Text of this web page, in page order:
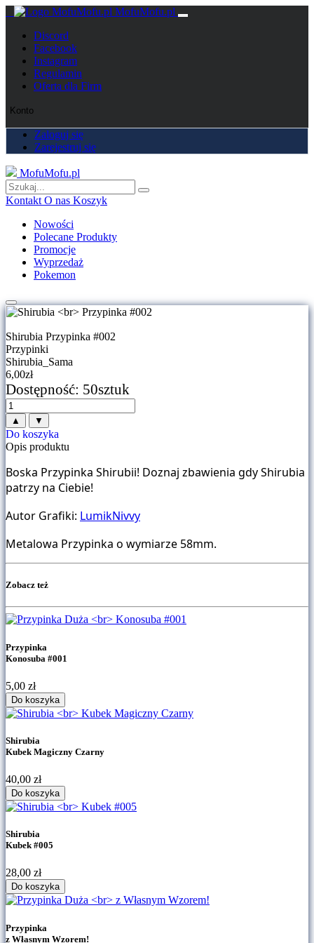
MofuMofu.pl
Discord
Facebook
Instagram
Regulamin
Oferta dla Firm
Konto
Zaloguj się
Zarejestruj się
MofuMofu.pl
Kontakt O nas Koszyk
Nowości
Polecane Produkty
Promocje
Wyprzedaż
Pokemon
Shirubia Przypinka #002
Przypinki
Shirubia_Sama
6,00zł
Dostępność: 50sztuk
▲ ▼
Do koszyka
Opis produktu
Boska Przypinka Shirubii! Doznaj zbawienia gdy Shirubia
patrzy na Ciebie!
Autor Grafiki: LumikNivvy
Metalowa Przypinka o wymiarze 58mm.
Zobacz też
Przypinka
Konosuba #001
5,00 zł
Do koszyka
Shirubia
Kubek Magiczny Czarny
40,00 zł
Do koszyka
Shirubia
Kubek #005
28,00 zł
Do koszyka
Przypinka
z Własnym Wzorem!